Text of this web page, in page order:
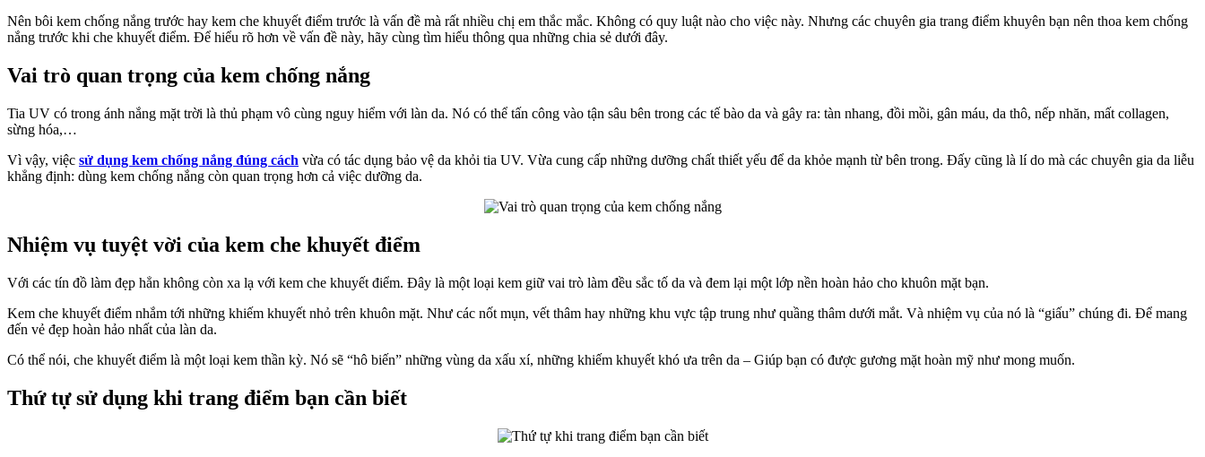
Nên bôi kem chống nắng trước hay kem che khuyết điểm trước là vấn đề mà rất nhiều chị em thắc mắc. Không có quy luật nào cho việc này. Nhưng các chuyên gia trang điểm khuyên bạn nên thoa kem chống
nắng trước khi che khuyết điểm. Để hiểu rõ hơn về vấn đề này, hãy cùng tìm hiểu thông qua những chia sẻ dưới đây.
Vai trò quan trọng của kem chống nắng
Tia UV có trong ánh nắng mặt trời là thủ phạm vô cùng nguy hiểm với làn da. Nó có thể tấn công vào tận sâu bên trong các tế bào da và gây ra: tàn nhang, đồi mồi, gân máu, da thô, nếp nhăn, mất collagen,
sừng hóa,…
Vì vậy, việc sử dụng kem chống nắng đúng cách vừa có tác dụng bảo vệ da khỏi tia UV. Vừa cung cấp những dưỡng chất thiết yếu để da khỏe mạnh từ bên trong. Đấy cũng là lí do mà các chuyên gia da liễu
khẳng định: dùng kem chống nắng còn quan trọng hơn cả việc dưỡng da.
Nhiệm vụ tuyệt vời của kem che khuyết điểm
Với các tín đồ làm đẹp hẳn không còn xa lạ với kem che khuyết điểm. Đây là một loại kem giữ vai trò làm đều sắc tố da và đem lại một lớp nền hoàn hảo cho khuôn mặt bạn.
Kem che khuyết điểm nhắm tới những khiếm khuyết nhỏ trên khuôn mặt. Như các nốt mụn, vết thâm hay những khu vực tập trung như quầng thâm dưới mắt. Và nhiệm vụ của nó là “giấu” chúng đi. Để mang
đến vẻ đẹp hoàn hảo nhất của làn da.
Có thể nói, che khuyết điểm là một loại kem thần kỳ. Nó sẽ “hô biến” những vùng da xấu xí, những khiếm khuyết khó ưa trên da – Giúp bạn có được gương mặt hoàn mỹ như mong muốn.
Thứ tự sử dụng khi trang điểm bạn cần biết